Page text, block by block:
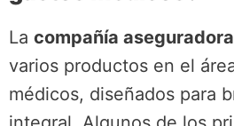
La compañía
varios productos en el
médicos, diseñados para